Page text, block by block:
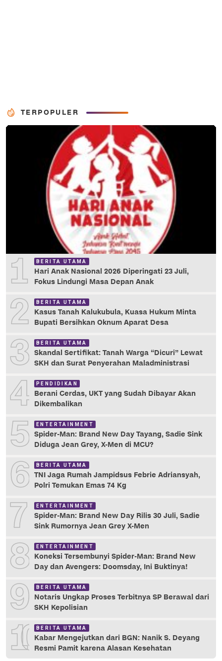
TERPOPULER
1 BERITA UTAMA
Hari Anak Nasional 2026 Diperingati 23 Juli,
Fokus Lindungi Masa Depan Anak
2 BERITA UTAMA
Kasus Tanah Kalukubula, Kuasa Hukum Minta
Bupati Bersihkan Oknum Aparat Desa
3 BERITA UTAMA
Skandal Sertifikat: Tanah Warga “Dicuri” Lewat
SKH dan Surat Penyerahan Maladministrasi
4 PENDIDIKAN
Berani Cerdas, UKT yang Sudah Dibayar Akan
Dikembalikan
5 ENTERTAINMENT
Spider-Man: Brand New Day Tayang, Sadie Sink
Diduga Jean Grey, X-Men di MCU?
6 BERITA UTAMA
TNI Jaga Rumah Jampidsus Febrie Adriansyah,
Polri Temukan Emas 74 Kg
7 ENTERTAINMENT
Spider-Man: Brand New Day Rilis 30 Juli, Sadie
Sink Rumornya Jean Grey X-Men
8 ENTERTAINMENT
Koneksi Tersembunyi Spider-Man: Brand New
Day dan Avengers: Doomsday, Ini Buktinya!
9 BERITA UTAMA
Notaris Ungkap Proses Terbitnya SP Berawal dari
SKH Kepolisian
10 BERITA UTAMA
Kabar Mengejutkan dari BGN: Nanik S. Deyang
Resmi Pamit karena Alasan Kesehatan